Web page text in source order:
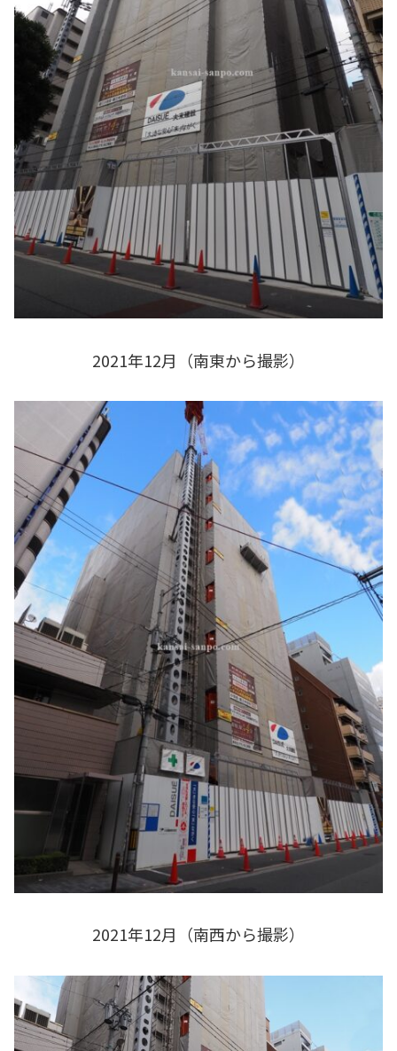
2021年12月（南東から撮影）
2021年12月（南西から撮影）